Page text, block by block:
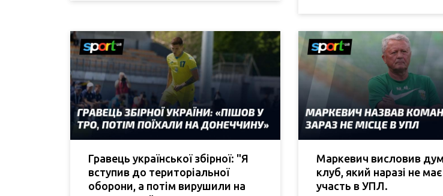
Гравець української збірної: "Я
вступив до територіальної
оборони, а потім вирушили на
Маркевич висловив
клуб, який наразі не
участь в УПЛ.